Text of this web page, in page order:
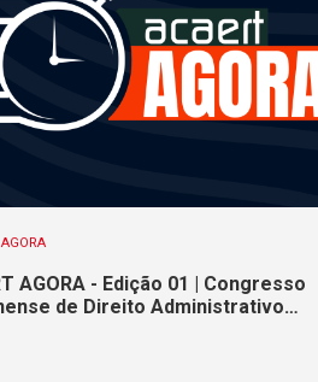
AGORA - Edição 01 | Congresso
de Direito Administrativo